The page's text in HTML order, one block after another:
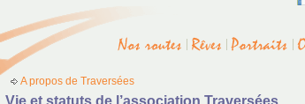
A propos de Traversées
Vie et statuts de l’association Traversées